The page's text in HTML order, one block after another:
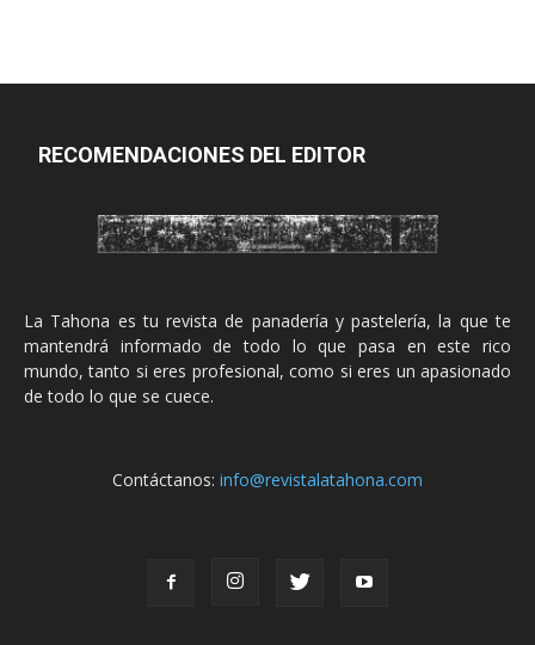
RECOMENDACIONES DEL EDITOR
La Tahona es tu revista de panadería y pastelería, la que te
mantendrá informado de todo lo que pasa en este rico
mundo, tanto si eres profesional, como si eres un apasionado
de todo lo que se cuece.
Contáctanos: info@revistalatahona.com